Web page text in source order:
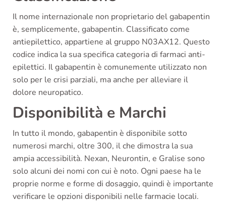
Il nome internazionale non proprietario del gabapentin
è, semplicemente, gabapentin. Classificato come
antiepilettico, appartiene al gruppo N03AX12. Questo
codice indica la sua specifica categoria di farmaci anti-
epilettici. Il gabapentin è comunemente utilizzato non
solo per le crisi parziali, ma anche per alleviare il
dolore neuropatico.
Disponibilità e Marchi
In tutto il mondo, gabapentin è disponibile sotto
numerosi marchi, oltre 300, il che dimostra la sua
ampia accessibilità. Nexan, Neurontin, e Gralise sono
solo alcuni dei nomi con cui è noto. Ogni paese ha le
proprie norme e forme di dosaggio, quindi è importante
verificare le opzioni disponibili nelle farmacie locali.